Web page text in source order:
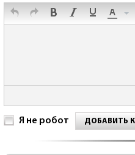
Я не робот ДОБАВИТЬ